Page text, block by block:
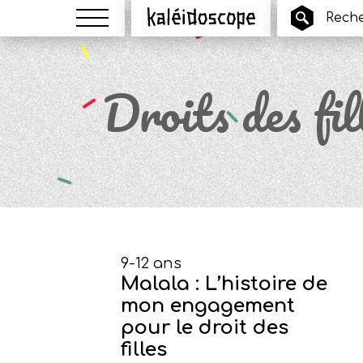
Menu Kaléidoscope
Droits des
9-12 ans
Malala : L’histoire de
mon engagement
pour le droit des
filles